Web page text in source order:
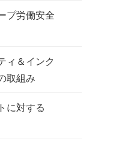
プ労働安全
ィ＆インク
取組み
に対する